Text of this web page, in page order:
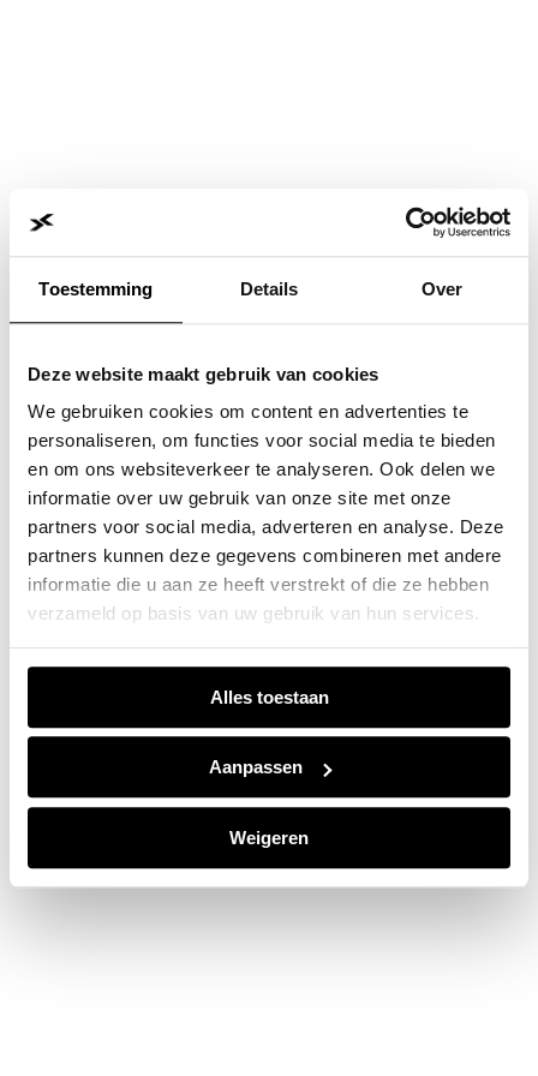
Toestemming Details Over
Deze website maakt gebruik van cookies
We gebruiken cookies om content en advertenties te
personaliseren, om functies voor social media te bieden
en om ons websiteverkeer te analyseren. Ook delen we
informatie over uw gebruik van onze site met onze
partners voor social media, adverteren en analyse. Deze
partners kunnen deze gegevens combineren met andere
informatie die u aan ze heeft verstrekt of die ze hebben
verzameld op basis van uw gebruik van hun services.
Alles toestaan
Aanpassen
Weigeren
Application error: a client-side exception has occurred while
loadingwww.jvk.nl(see the browser consolefor more
information).